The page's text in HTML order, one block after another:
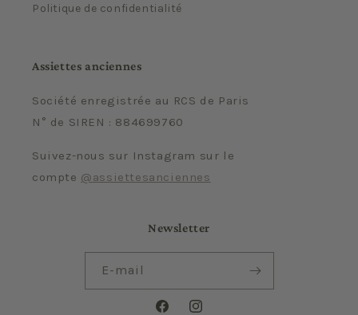
Politique de confidentialité
Assiettes anciennes
Société enregistrée au RCS de Paris
N° de SIREN : 884699760
Suivez-nous sur Instagram sur le
compte @assiettesanciennes
Newsletter
E-mail